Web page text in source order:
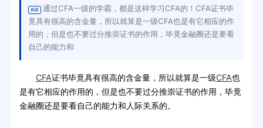
摘要
通过CFA一级的学霸，都是这样学习CFA的！CFA证书毕
竟具有很高的含金量，所以就算是一级CFA也是有它相应的作
用的，但是也不要过分推崇证书的作用，毕竟金融圈还是要看
自己的能力和
CFA证书毕竟具有很高的含金量，所以就算是一级CFA也
是有它相应的作用的，但是也不要过分推崇证书的作用，毕竟
金融圈还是要看自己的能力和人际关系的。